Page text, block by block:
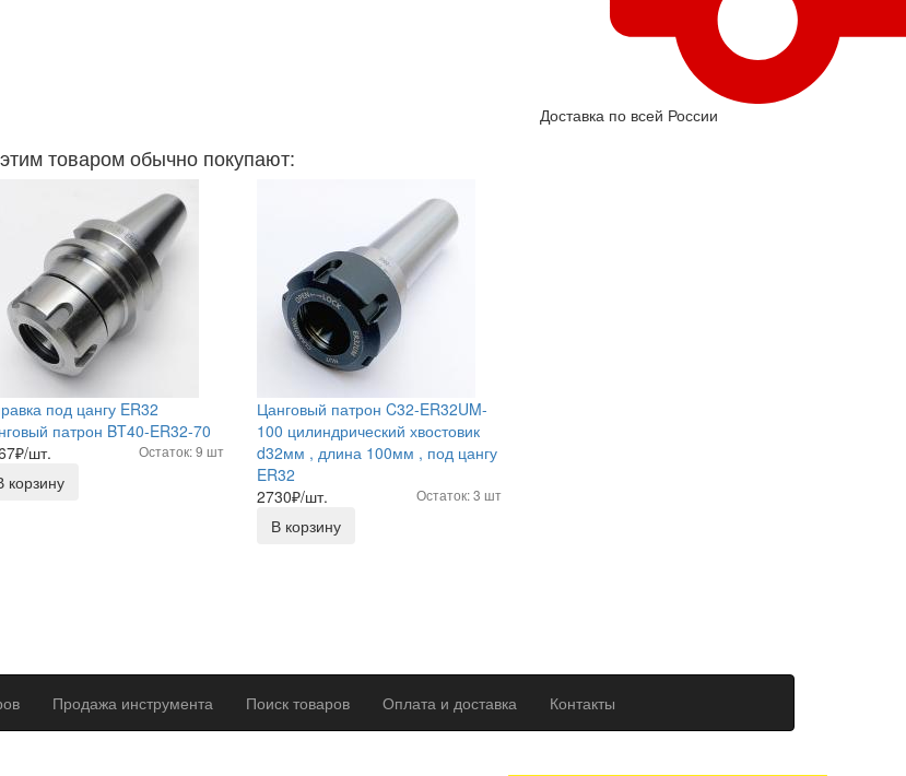
головки патрон резьбонарезной
станка
(HSK)
Доставка по всей России
товаром обычно покупают:
под цангу ER32
патрон BT40-ER32-70
₽/шт. Остаток: 9 шт
корзину
Цанговый патрон C32-ER32UM-
100 цилиндрический хвостовик
d32мм , длина 100мм , под цангу
ER32
2730₽/шт. Остаток: 3 шт
В корзину
Продажа инструмента Поиск товаров Оплата и доставка Контакты